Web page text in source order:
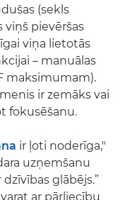
(sekls
viņš pievēršas
viņa lietotās
– manuālas
maksimumam).
ir zemāks vai
fokusēšanu.
ir ļoti noderīga,"
uzņemšanu
glābējs.”
ar pārliecību